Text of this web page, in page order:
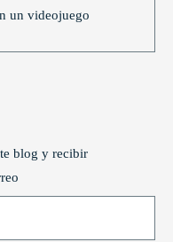
un videojuego
blog y recibir